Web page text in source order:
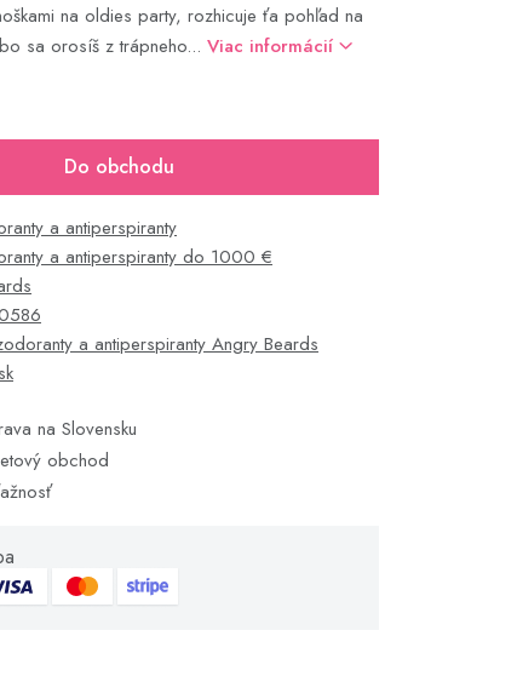
na oldies party, rozhicuje ťa pohľad na
sa orosíš z trápneho... Viac informácií
Do obchodu
a antiperspiranty
a antiperspiranty do 1000 €
a antiperspiranty Angry Beards
na Slovensku
obchod